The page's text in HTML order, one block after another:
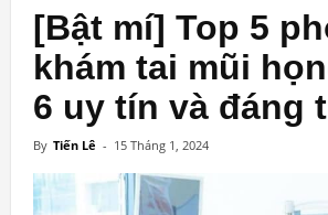
[Bật mí] Top 5
khám tai mũi
6 uy tín và đáng
By Tiến Lê - 15 Tháng 1, 2024